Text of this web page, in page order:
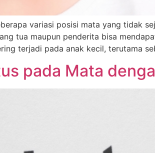
variasi posisi mata yang tidak
tua maupun penderita bisa
terjadi pada anak kecil, terutama
pada Mata